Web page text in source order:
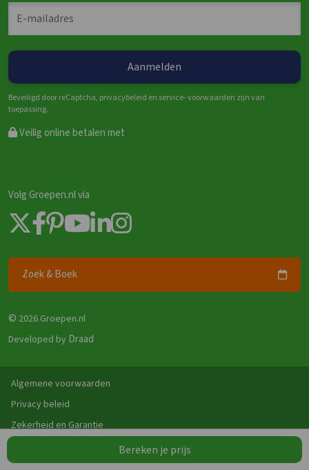
Bereken je prijs
Beveiligd door reCaptcha, privacybeleid en service- voorwaarden zijn van
toepassing.
Veilig online betalen met
Volg Groepen.nl via
Zoek & Boek
© 2026 Groepen.nl
Developed by Draad
Algemene voorwaarden
Privacy beleid
Zekerheid en Garantie
Reviewbeleid